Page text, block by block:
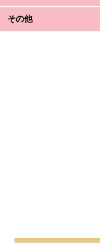
その他